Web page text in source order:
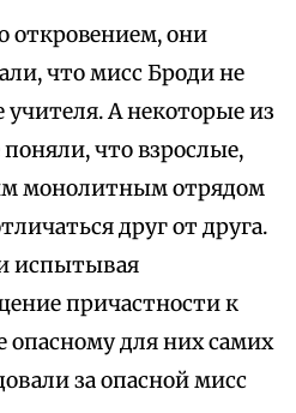
откровением, они
что мисс Броди не
учителя. А некоторые из
что взрослые,
монолитным отрядом
друг от друга.
испытывая
причастности к
для них самих
за опасной мисс